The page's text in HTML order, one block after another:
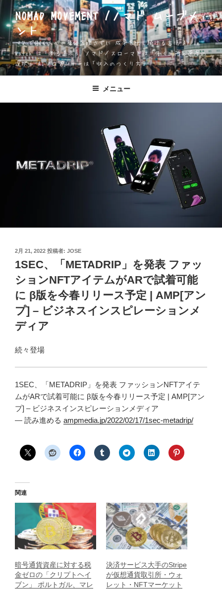
ン
テ
ン
ツ
へ
ス
NOMAD MOVEMENT /ノマド ムーブメ
ント
一人で働く人が、身体を壊さずに 成果を出し続ける方法 Apple
Watch は「測る道具」 ノマド／スローマドは「働く場所と速度の
選択」 AIソロプレナーは「収入のつくり方」
メニュー
投
稿
日:
2月 21, 2022 投稿者: JOSE
1SEC、「METADRIP」を発表 ファッ
ションNFTアイテムがARで試着可能
に β版を今春リリース予定 | AMP[アン
プ] – ビジネスインスピレーションメ
ディア
続々登場
1SEC、「METADRIP」を発表 ファッションNFTアイテ
ムがARで試着可能に β版を今春リリース予定 | AMP[アン
プ] – ビジネスインスピレーションメディア
— 読み進める ampmedia.jp/2022/02/17/1sec-metadrip/
関連
暗号通貨資産に対する税
金ゼロの「クリプトヘイ
ブン」 ポルトガル、マレ
決済サービス大手のStripe
が仮想通貨取引所・ウォ
レット・NFTマーケット